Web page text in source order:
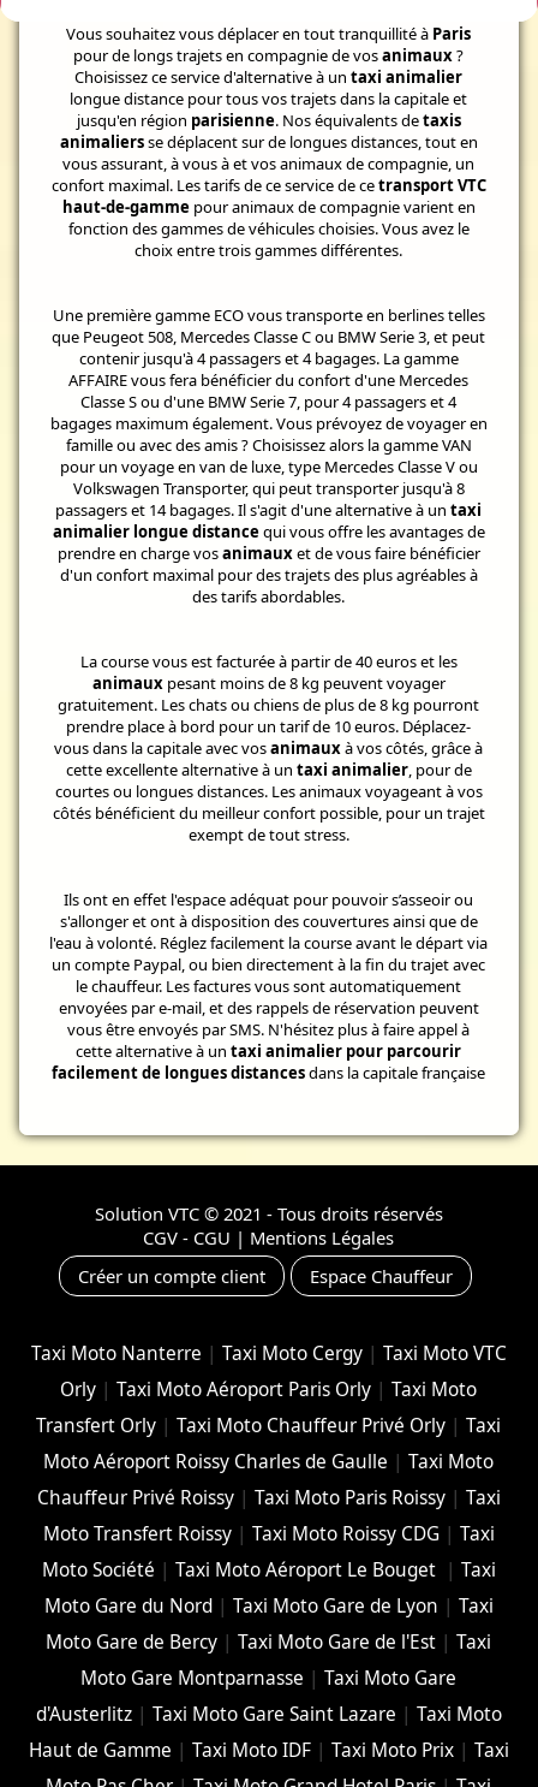
Vous souhaitez vous déplacer en tout tranquillité à Paris
pour de longs trajets en compagnie de vosanimaux?
Choisissez ce service d'alternative à untaxi animalier
longue distance pour tous vos trajets dans la capitale et
jusqu'en région parisienne. Nos équivalents detaxis
animaliersse déplacent sur de longues distances, tout en
vous assurant, à vous à et vos animaux de compagnie, un
confort maximal. Les tarifs de ce service de cetransport VTC
haut-de-gammepour animaux de compagnie varient en
fonction des gammes de véhicules choisies. Vous avez le
choix entre trois gammes différentes.
Une première gamme ECO vous transporte en berlines telles
que Peugeot 508, Mercedes Classe C ou BMW Serie 3, et peut
contenir jusqu'à 4 passagers et 4 bagages. La gamme
AFFAIRE vous fera bénéficier du confort d'une Mercedes
Classe S ou d'une BMW Serie 7, pour 4 passagers et 4
bagages maximum également. Vous prévoyez de voyager en
famille ou avec des amis ? Choisissez alors la gamme VAN
pour un voyage en van de luxe, type Mercedes Classe V ou
Volkswagen Transporter, qui peut transporter jusqu'à 8
passagers et 14 bagages. Il s'agit d'une alternative à untaxi
animalier longue distancequi vous offre les avantages de
prendre en charge vosanimauxet de vous faire bénéficier
d'un confort maximal pour des trajets des plus agréables à
des tarifs abordables.
La course vous est facturée à partir de 40 euros et les
animauxpesant moins de 8 kg peuvent voyager
gratuitement. Les chats ou chiens de plus de 8 kg pourront
prendre place à bord pour un tarif de 10 euros. Déplacez-
vous dans la capitale avec vosanimauxà vos côtés, grâce à
cette excellente alternative à un taxi animalier, pour de
courtes ou longues distances. Les animaux voyageant à vos
côtés bénéficient du meilleur confort possible, pour un trajet
exempt de tout stress.
Ils ont en effet l'espace adéquat pour pouvoir s’asseoir ou
s'allonger et ont à disposition des couvertures ainsi que de
l'eau à volonté. Réglez facilement la course avant le départ via
un compte Paypal, ou bien directement à la fin du trajet avec
le chauffeur. Les factures vous sont automatiquement
envoyées par e-mail, et des rappels de réservation peuvent
vous être envoyés par SMS. N'hésitez plus à faire appel à
cette alternative à untaxi animalier pour parcourir
facilement de longues distancesdans la capitale française
Solution VTC© 2021 - Tous droits réservés
CGV - CGU | Mentions Légales
Créer un compte client
Espace Chauffeur
Taxi Moto Nanterre | Taxi Moto Cergy| Taxi Moto VTC
Orly |Taxi Moto Aéroport Paris Orly |Taxi Moto
Transfert Orly |Taxi Moto Chauffeur Privé Orly |Taxi
Moto Aéroport Roissy Charles de Gaulle |Taxi Moto
Chauffeur Privé Roissy| Taxi Moto Paris Roissy| Taxi
Moto Transfert Roissy| Taxi Moto Roissy CDG | Taxi
Moto Société | Taxi Moto Aéroport Le Bouget | Taxi
Moto Gare du Nord| Taxi Moto Gare de Lyon | Taxi
Moto Gare de Bercy |Taxi Moto Gare de l'Est |Taxi
Moto Gare Montparnasse |Taxi Moto Gare
d'Austerlitz| Taxi Moto Gare Saint Lazare | Taxi Moto
Haut de Gamme | Taxi Moto IDF| Taxi Moto Prix| Taxi